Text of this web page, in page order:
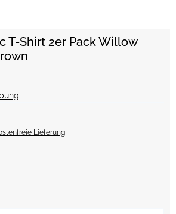
T-Shirt 2er Pack Willow
Lieferung